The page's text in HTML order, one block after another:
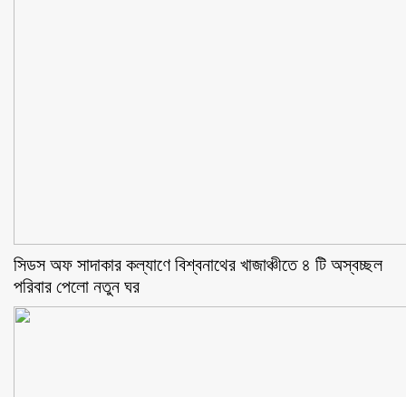
সিডস অফ সাদাকার কল্যাণে বিশ্বনাথের খাজাঞ্চীতে ৪ টি অস্বচ্ছল
পরিবার পেলো নতুন ঘর